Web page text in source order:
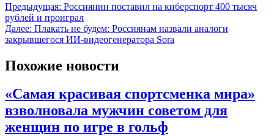
Предыдущая: Россиянин поставил на киберспорт 400 тысяч
рублей и проиграл
Далее: Плакать не будем: Россиянам назвали аналоги
закрывшегося ИИ-видеогенератора Sora
Похожие новости
«Самая красивая спортсменка мира»
взволновала мужчин советом для
женщин по игре в гольф